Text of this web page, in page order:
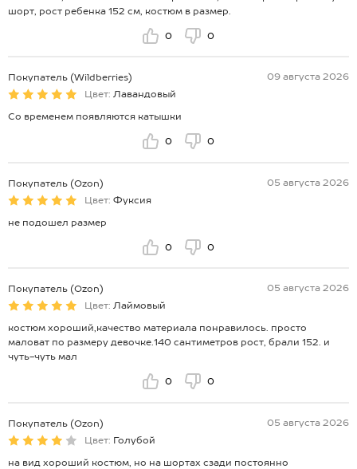
шорт, рост ребенка 152 см, костюм в размер.
0 0
Покупатель (Wildberries)
09 августа 2026
Цвет: Лавандовый
Со временем появляются катышки
0 0
Покупатель (Ozon)
05 августа 2026
Цвет: Фуксия
не подошел размер
0 0
Покупатель (Ozon)
05 августа 2026
Цвет: Лаймовый
костюм хороший,качество материала понравилось. просто
маловат по размеру девочке.140 сантиметров рост, брали 152. и
чуть-чуть мал
0 0
Покупатель (Ozon)
05 августа 2026
Цвет: Голубой
на вид хороший костюм, но на шортах сзади постоянно